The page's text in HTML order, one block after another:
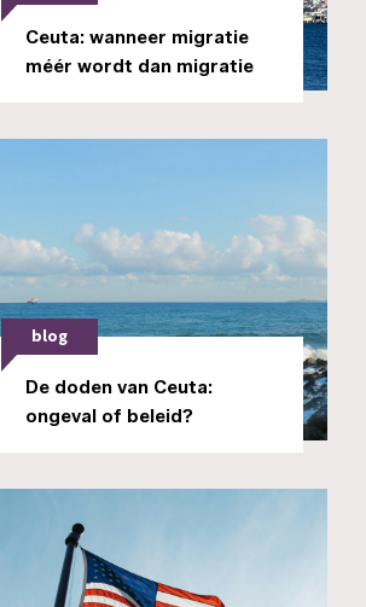
Ceuta: wanneer migratie
méér wordt dan migratie
blog
De doden van Ceuta:
ongeval of beleid?